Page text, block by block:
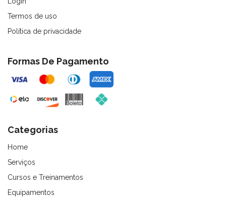
Termos de uso
Política de privacidade
Formas De Pagamento
Categorias
Home
Serviços
Cursos e Treinamentos
Equipamentos